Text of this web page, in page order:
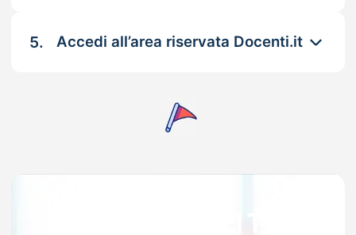
5. Accedi all’area riservata Docenti.it